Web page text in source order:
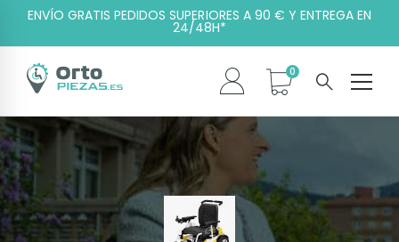
ENVÍO GRATIS PEDIDOS SUPERIORES A 90 € Y ENTREGA EN
24/48H*